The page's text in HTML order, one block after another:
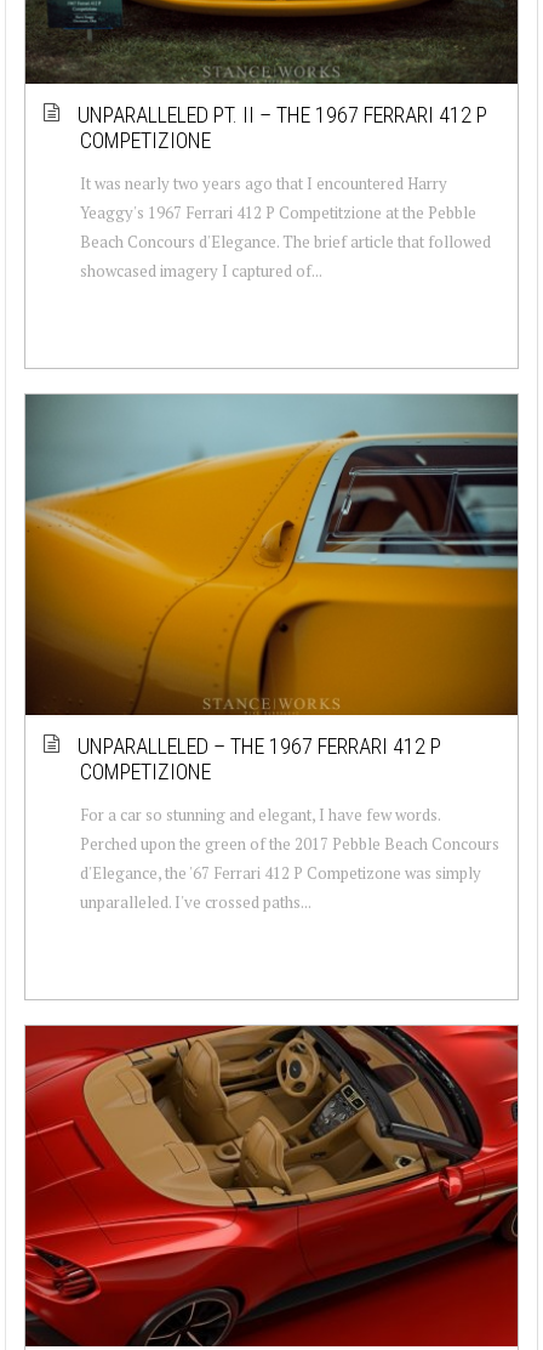
UNPARALLELED PT. II – THE 1967 FERRARI 412 P
COMPETIZIONE
It was nearly two years ago that I encountered Harry
Yeaggy's 1967 Ferrari 412 P Competitzione at the Pebble
Beach Concours d'Elegance. The brief article that followed
showcased imagery I captured of...
UNPARALLELED – THE 1967 FERRARI 412 P
COMPETIZIONE
For a car so stunning and elegant, I have few words.
Perched upon the green of the 2017 Pebble Beach Concours
d'Elegance, the '67 Ferrari 412 P Competizone was simply
unparalleled. I've crossed paths...